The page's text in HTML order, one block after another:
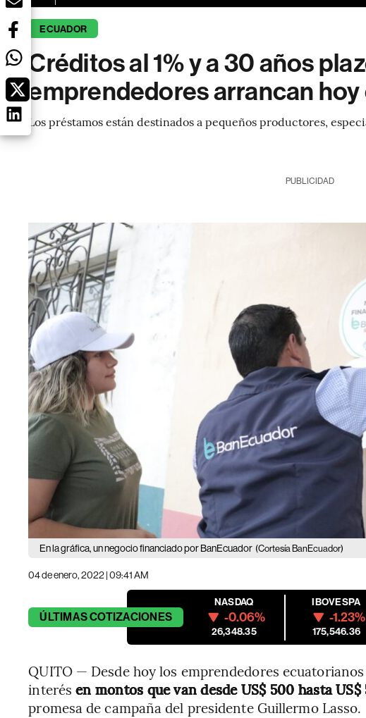
ECUADOR
Créditos al 1% y a 30 años
emprendedores arrancan hoy
Los préstamos están destinados a pequeños productores,
PUBLICIDAD
En la gráfica, un negocio financiado por BanEcuador (Cortesía BanEcuador)
04 de enero, 2022 | 09:41 AM
ÚLTIMASCOTIZACIONES
NASDAQ
-0.06%
26,348.35
IBOVESPA
-1.23%
175,546.36
QUITO — Desde hoy los emprendedores
interésen montos que van desde US$ 500 hasta
promesa de campaña del presidente Guillermo Lasso.